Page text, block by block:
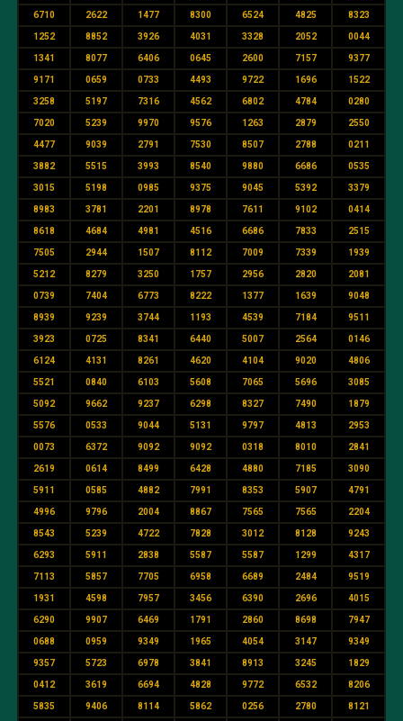
6710 2622 1477 8300 6524 4825 8323
1252 8852 3926 4031 3328 2052 0044
1341 8077 6406 0645 2600 7157 9377
9171 0659 0733 4493 9722 1696 1522
3258 5197 7316 4562 6802 4784 0280
7020 5239 9970 9576 1263 2879 2550
4477 9039 2791 7530 8507 2788 0211
3882 5515 3993 8540 9880 6686 0535
3015 5198 0985 9375 9045 5392 3379
8983 3781 2201 8978 7611 9102 0414
8618 4684 4981 4516 6686 7833 2515
7505 2944 1507 8112 7009 7339 1939
5212 8279 3250 1757 2956 2820 2081
0739 7404 6773 8222 1377 1639 9048
8939 9239 3744 1193 4539 7184 9511
3923 0725 8341 6440 5007 2564 0146
6124 4131 8261 4620 4104 9020 4806
5521 0840 6103 5608 7065 5696 3085
5092 9662 9237 6298 8327 7490 1879
5576 0533 9044 5131 9797 4813 2953
0073 6372 9092 9092 0318 8010 2841
2619 0614 8499 6428 4880 7185 3090
5911 0585 4882 7991 8353 5907 4791
4996 9796 2004 8867 7565 7565 2204
8543 5239 4722 7828 3012 8128 9243
6293 5911 2838 5587 5587 1299 4317
7113 5857 7705 6958 6689 2484 9519
1931 4598 7957 3456 6390 2696 4015
6290 9907 6469 1791 2860 8698 7947
0688 0959 9349 1965 4054 3147 9349
9357 5723 6978 3841 8913 3245 1829
0412 3619 6694 4828 9772 6532 8206
5835 9406 8114 5862 0256 2780 8121